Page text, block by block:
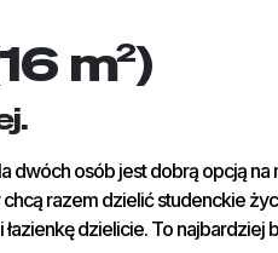
m²)
dwóch osób jest dobrą opcją na
razem dzielić studenckie
łazienkę dzielicie. To